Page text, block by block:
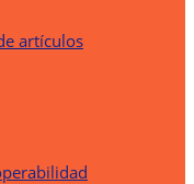
artículos